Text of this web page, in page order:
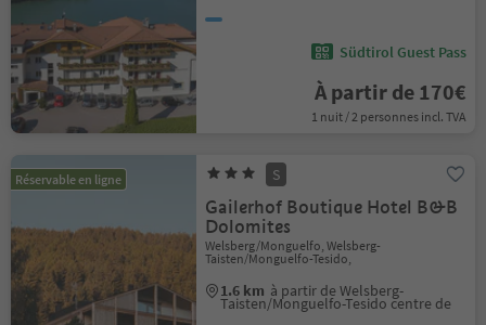
Südtirol Guest Pass
À partir de 170€
1 nuit / 2 personnes incl. TVA
Réservable en ligne S
Gailerhof Boutique Hotel B&B
Dolomites
Welsberg/Monguelfo, Welsberg-
Taisten/Monguelfo-Tesido,
1.6 km à partir de Welsberg-
Taisten/Monguelfo-Tesido centre de